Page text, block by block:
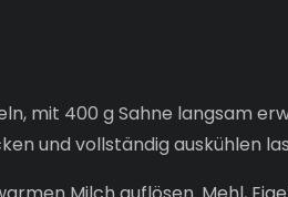
mit 400 g Sahne langsam
und vollständig auskühlen